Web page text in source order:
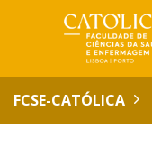
FCSE-CATÓLICA